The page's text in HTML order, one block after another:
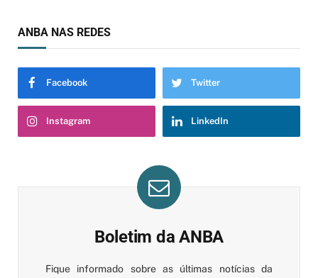
ANBA NAS REDES
Facebook Twitter
Instagram LinkedIn
Boletim da ANBA
Fique informado sobre as últimas notícias da